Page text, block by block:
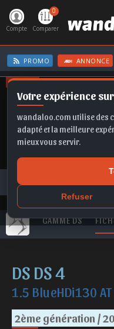
Votre expérience
wandaloo.com utilise des
adapté et la meilleure
mieux vous servir.
Refuser
Compte
0
Comparer
PROMO ANNONCE
OFFRES
FORMENTOR
DS
DS DS 4 1.5 BlueHDi130 AT
GAMME DS
DS DS 4
1.5 BlueHDi130
2ème génération /